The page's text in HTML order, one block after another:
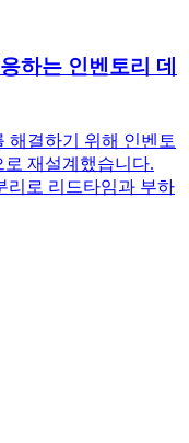
하는 인벤토리 데
해결하기 위해 인벤토
재설계했습니다.
리로 리드타임과 부하